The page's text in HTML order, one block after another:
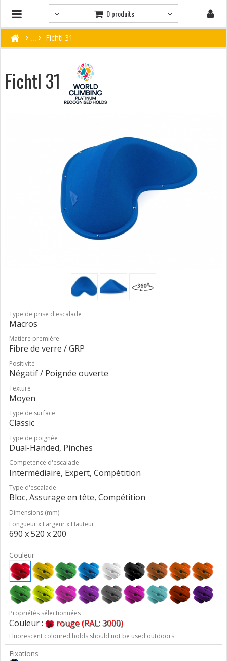
0 produits
Fichtl 31
Fichtl 31
Type de prise d'escalade
Macros
Matière première
Fibre de verre / GRP
Positivité
Négatif / Poignée ouverte
Texture
Moyen
Type de surface
Classic
Type de poignée
Dual-Handed, Pinches
Competence d'escalade
Intermédiaire, Expert, Compétition
Type d'escalade
Bloc, Assurage en tête, Compétition
Dimensions (mm)
Longueur x Largeur x Hauteur
690 x 520 x 200
Couleur
Propriétés sélectionnées
Couleur : rouge (RAL: 3000)
Fluorescent coloured holds should not be used outdoors.
Fixations